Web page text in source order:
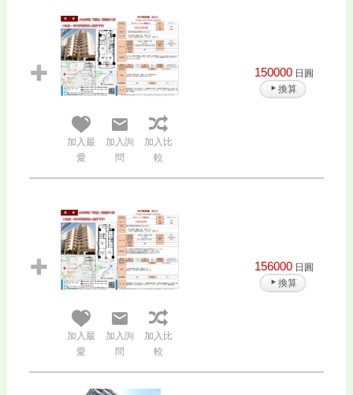
加入最
愛
加入詢
問
加入比
較
150000 日圓
換算
加入最
愛
加入詢
問
加入比
較
156000 日圓
換算